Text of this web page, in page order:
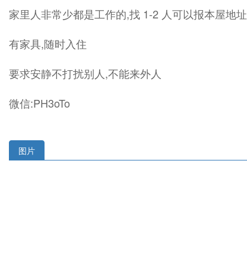
家里人非常少都是工作的,找 1-2 人可以报本屋地址
有家具,随时入住
要求安静不打扰别人,不能来外人
微信:PH3oTo
图片